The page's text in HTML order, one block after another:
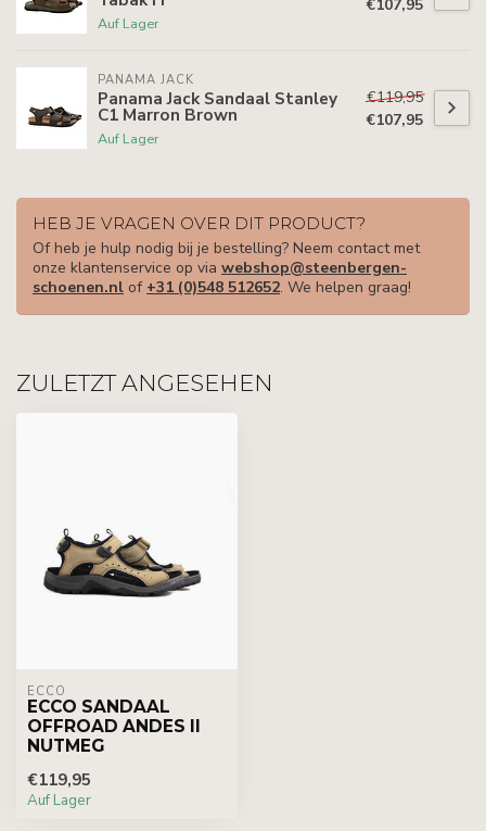
Auf Lager
€107,95
PANAMA JACK
Panama Jack Sandaal Stanley
C1 Marron Brown
Auf Lager
€119,95
€107,95
HEB JE VRAGEN OVER DIT PRODUCT?
Of heb je hulp nodig bij je bestelling? Neem contact met
onze klantenservice op via webshop@steenbergen-
schoenen.nl of +31 (0)548 512652. We helpen graag!
ZULETZT ANGESEHEN
ECCO
ECCO SANDAAL
OFFROAD ANDES II
NUTMEG
€119,95
Auf Lager